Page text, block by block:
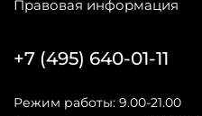
Правовая информация
+7 (495) 640-01-11
Режим работы: 9.00-21.00